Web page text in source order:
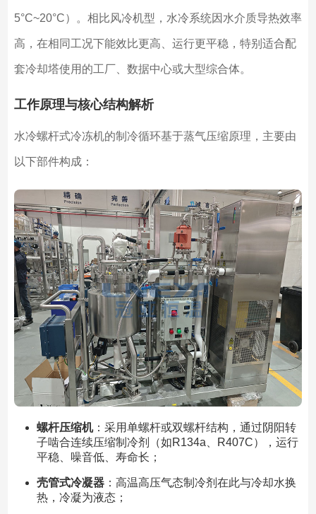
5°C~20°C）。相比风冷机型，水冷系统因水介质导热效率
高，在相同工况下能效比更高、运行更平稳，特别适合配
套冷却塔使用的工厂、数据中心或大型综合体。
工作原理与核心结构解析
水冷螺杆式冷冻机的制冷循环基于蒸气压缩原理，主要由
以下部件构成：
螺杆压缩机：采用单螺杆或双螺杆结构，通过阴阳转
子啮合连续压缩制冷剂（如R134a、R407C），运行
平稳、噪音低、寿命长；
壳管式冷凝器：高温高压气态制冷剂在此与冷却水换
热，冷凝为液态；